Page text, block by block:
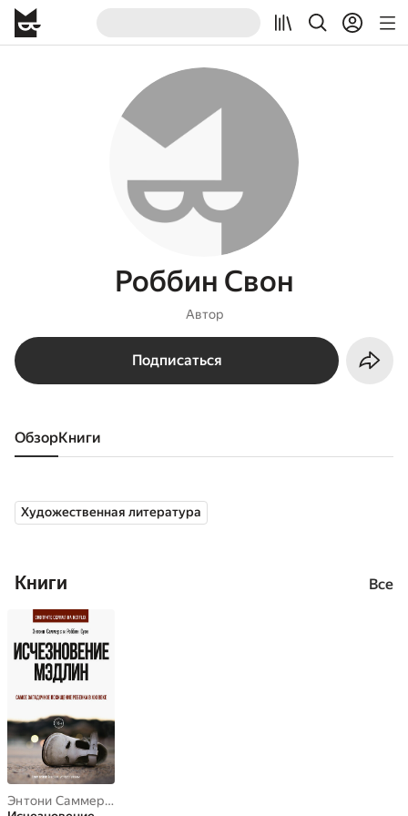
Роббин Свон
Автор
Подписаться
Обзор книги
Художественная литература
Книги Все
Энтони Саммерс,